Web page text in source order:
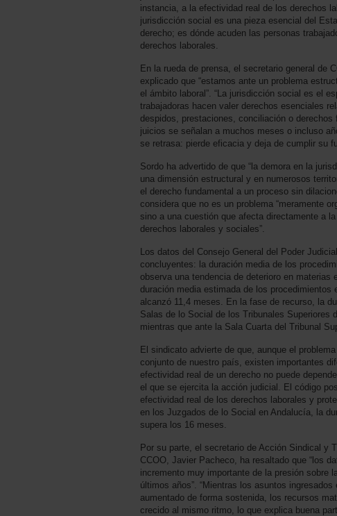
instancia, a la efectividad real de los derechos
jurisdicción social es una pieza esencial del
derecho; es dónde acuden las personas
derechos laborales.
En la rueda de prensa, el secretario general de
explicado que “estamos ante un problema
el ámbito laboral”. “La jurisdicción social es el
trabajadoras hacen valer derechos esenciales
despidos, prestaciones, conciliación o derechos
juicios se señalan a muchos meses o incluso
se retrasa: pierde eficacia y deja de cumplir su
Sordo ha advertido de que “la demora en la
una dimensión estructural y en numerosos
el derecho fundamental a un proceso sin
considera que no es un problema “meramente
sino a una cuestión que afecta directamente a
derechos laborales y sociales”.
Los datos del Consejo General del Poder
concluyentes: la duración media de los
observa una tendencia de deterioro en materias
duración media estimada de los procedimientos
alcanzó 11,4 meses. En la fase de recurso, la
Salas de lo Social de los Tribunales Superiores
mientras que ante la Sala Cuarta del Tribunal
El sindicato advierte de que, aunque el
conjunto de nuestro país, existen importantes
efectividad real de un derecho no puede
el que se ejercita la acción judicial. El código
efectividad real de los derechos laborales y
en los Juzgados de lo Social en Andalucía, la
supera los 16 meses.
Por su parte, el secretario de Acción Sindical y
CCOO, Javier Pacheco, ha resaltado que “los
incremento muy importante de la presión sobre
últimos años”. “Mientras los asuntos
aumentado de forma sostenida, los recursos
crecido al mismo ritmo, lo que explica buena